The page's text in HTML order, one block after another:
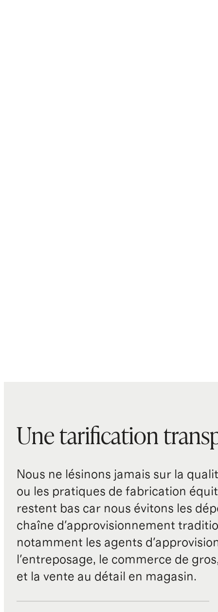
Une tarification
Nous ne lésinons jamais sur la
ou les pratiques de fabrication
restent bas car nous évitons les
chaîne d'approvisionnement
notamment les agents
l'entreposage, le commerce de
et la vente au détail en magasin.